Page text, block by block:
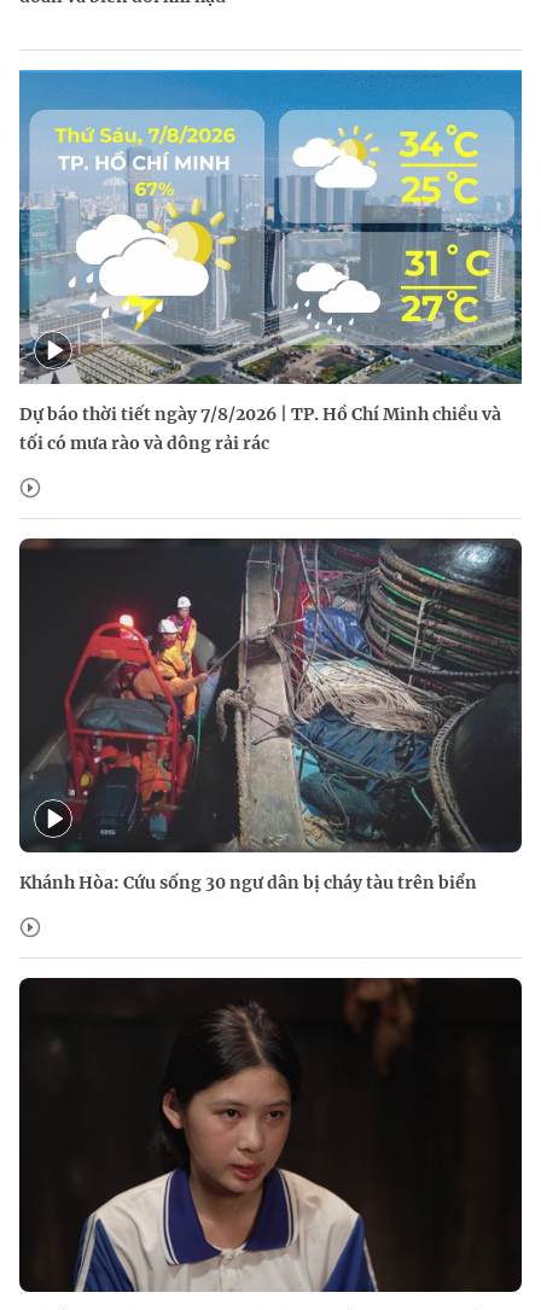
Dự báo thời tiết ngày 7/8/2026 | TP. Hồ Chí Minh chiều và
tối có mưa rào và dông rải rác
Khánh Hòa: Cứu sống 30 ngư dân bị cháy tàu trên biển